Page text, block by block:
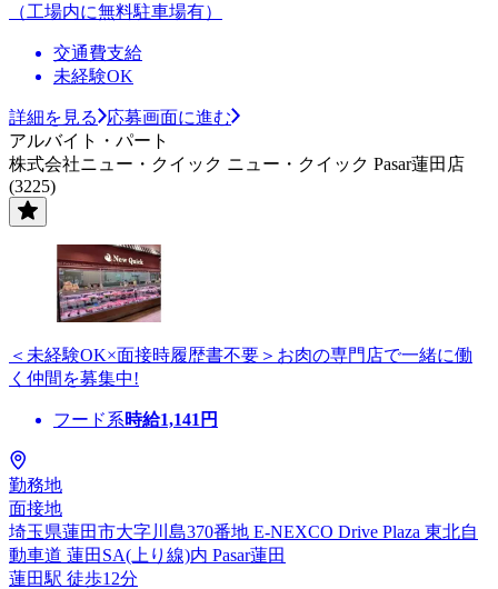
（工場内に無料駐車場有）
交通費支給
未経験OK
詳細を見る
応募画面に進む
アルバイト・パート
株式会社ニュー・クイック ニュー・クイック Pasar蓮田店
(3225)
＜未経験OK×面接時履歴書不要＞お肉の専門店で一緒に働
く仲間を募集中!
フード系時給1,141 円
勤務地
面接地
埼玉県蓮田市大字川島370番地 E-NEXCO Drive Plaza 東北自
動車道 蓮田SA(上り線)内 Pasar蓮田
蓮田駅 徒歩12分